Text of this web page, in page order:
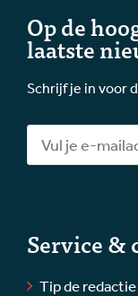
Op de
laatste
Schrijf je in voor
Service &
Tip de redactie